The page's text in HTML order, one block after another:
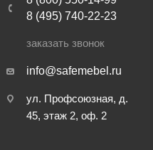
8 (495) 740-22-23
заказать звонок
info@safemebel.ru
ул. Профсоюзная, д.
45, этаж 2, оф. 2